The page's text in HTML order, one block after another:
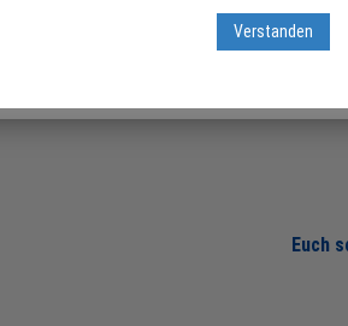
Euch
Verstanden